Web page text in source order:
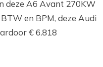
deze A6 Avant 270KW
en BPM, deze Audi
€ 6.818